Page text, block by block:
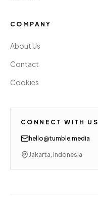
COMPANY
About Us
Contact
Cookies
CONNECT WITH US
hello@tumble.media
Jakarta, Indonesia